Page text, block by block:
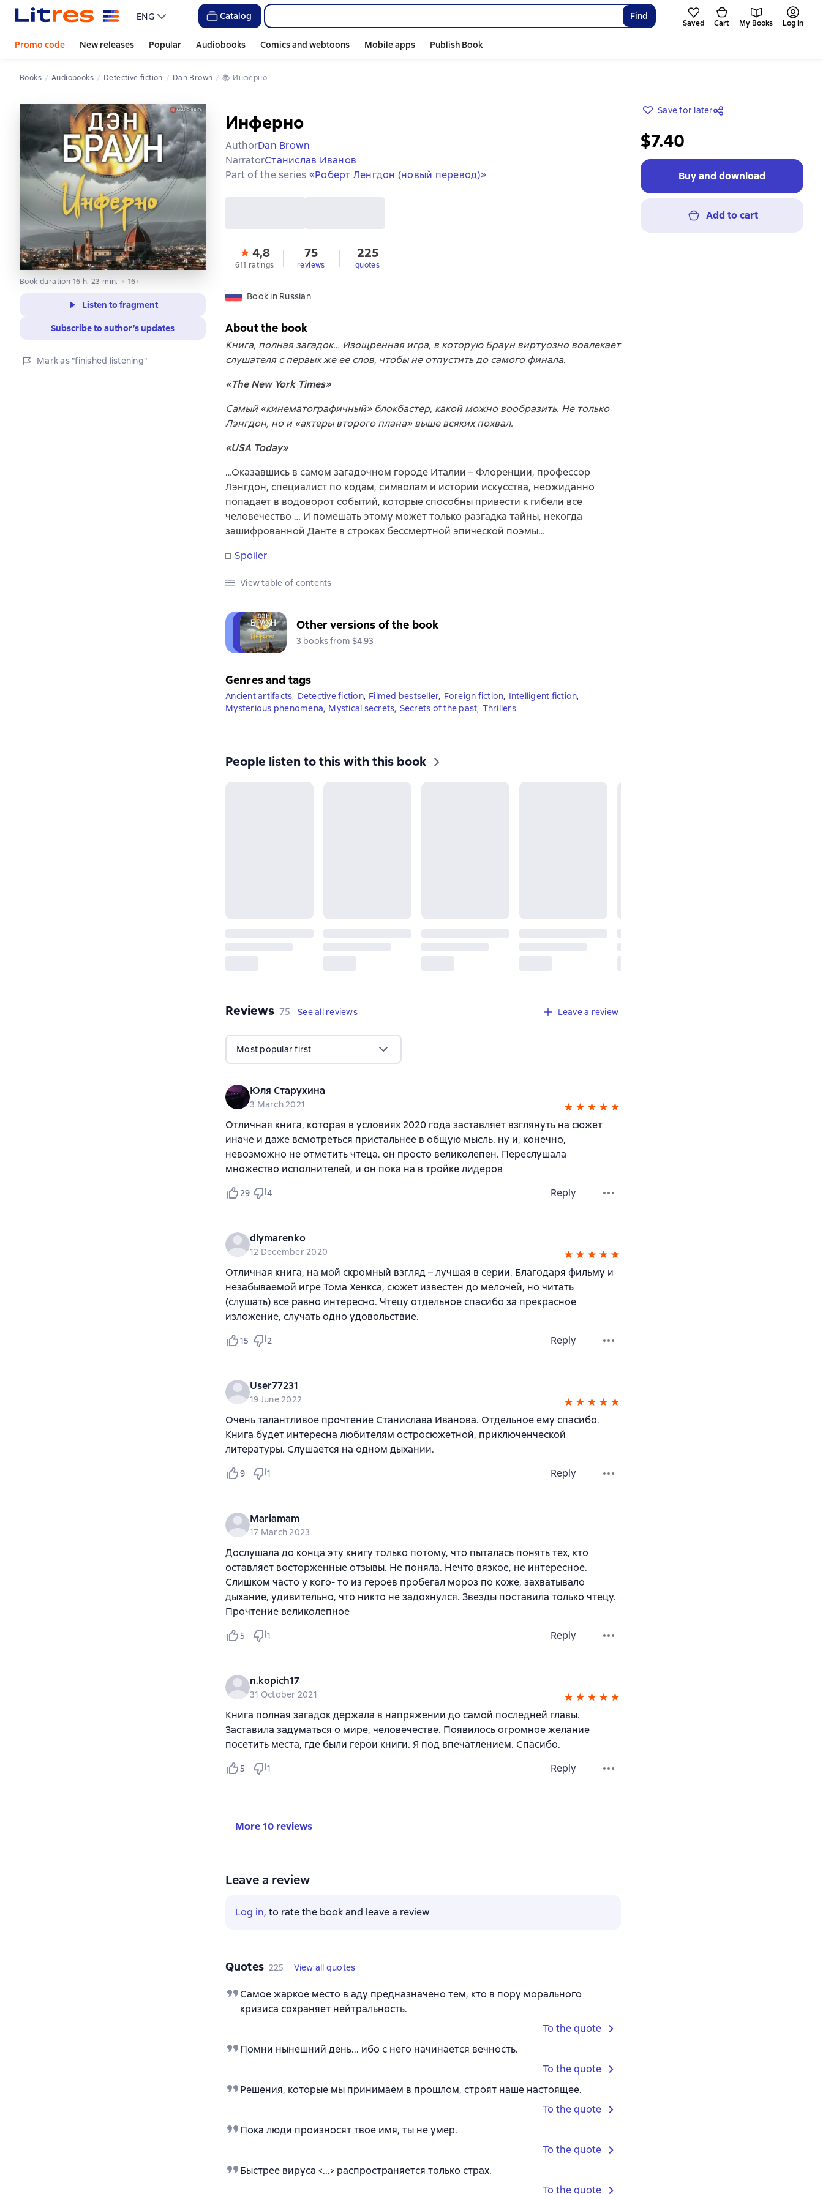
ENG Catalog Find
Saved Cart My Books Log in
Promo code New releases Popular Audiobooks Comics and webtoons Mobile apps Publish Book
Books Audiobooks Detective fiction Dan Brown 📚 Инферно
Book duration 16 h. 23 min. 16+
Listen to fragment
Subscribe to author’s updates
Mark as "finished listening"
Инферно
AuthorDan Brown
NarratorСтанислав Иванов
Part of the series «Роберт Ленгдон (новый перевод)»
4,8
611 ratings
75
reviews
225
quotes
Book in Russian
Save for later
$7.40
Buy and download
Add to cart
About the book
Книга, полная загадок… Изощренная игра, в которую Браун виртуозно вовлекает
слушателя с первых же ее слов, чтобы не отпустить до самого финала.
«The New York Times»
Самый «кинематографичный» блокбастер, какой можно вообразить. Не только
Лэнгдон, но и «актеры второго плана» выше всяких похвал.
«USA Today»
…Оказавшись в самом загадочном городе Италии – Флоренции, профессор
Лэнгдон, специалист по кодам, символам и истории искусства, неожиданно
попадает в водоворот событий, которые способны привести к гибели все
человечество … И помешать этому может только разгадка тайны, некогда
зашифрованной Данте в строках бессмертной эпической поэмы…
Spoiler
View table of contents
Other versions of the book
3 books from $4.93
Genres and tags
Ancient artifacts, Detective fiction, Filmed bestseller, Foreign fiction, Intelligent fiction,
Mysterious phenomena, Mystical secrets, Secrets of the past, Thrillers
People listen to this with this book
Reviews 75 reviews
75 See all reviews Leave a review
Most popular first
Юля Старухина
3 March 2021
Отличная книга, которая в условиях 2020 года заставляет взглянуть на сюжет
иначе и даже всмотреться пристальнее в общую мысль. ну и, конечно,
невозможно не отметить чтеца. он просто великолепен. Переслушала
множество исполнителей, и он пока на в тройке лидеров
29 4 Reply
dlymarenko
12 December 2020
Отличная книга, на мой скромный взгляд – лучшая в серии. Благодаря фильму и
незабываемой игре Тома Хенкса, сюжет известен до мелочей, но читать
(слушать) все равно интересно. Чтецу отдельное спасибо за прекрасное
изложение, случать одно удовольствие.
15 2 Reply
User77231
19 June 2022
Очень талантливое прочтение Станислава Иванова. Отдельное ему спасибо.
Книга будет интересна любителям остросюжетной, приключенческой
литературы. Слушается на одном дыхании.
9 1 Reply
Mariamam
17 March 2023
Дослушала до конца эту книгу только потому, что пыталась понять тех, кто
оставляет восторженные отзывы. Не поняла. Нечто вязкое, не интересное.
Слишком часто у кого- то из героев пробегал мороз по коже, захватывало
дыхание, удивительно, что никто не задохнулся. Звезды поставила только чтецу.
Прочтение великолепное
5 1 Reply
n.kopich17
31 October 2021
Книга полная загадок держала в напряжении до самой последней главы.
Заставила задуматься о мире, человечестве. Появилось огромное желание
посетить места, где были герои книги. Я под впечатлением. Спасибо.
5 1 Reply
More 10 reviews
Leave a review
Log in, to rate the book and leave a review
Quotes 225 View all quotes
Самое жаркое место в аду предназначено тем, кто в пору морального
кризиса сохраняет нейтральность.
To the quote
Помни нынешний день... ибо с него начинается вечность.
To the quote
Решения, которые мы принимаем в прошлом, строят наше настоящее.
To the quote
Пока люди произносят твое имя, ты не умер.
To the quote
Быстрее вируса <...> распространяется только страх.
To the quote